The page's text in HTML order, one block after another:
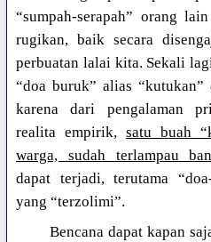
“sumpah-serapah” orang
rugikan, baik secara
perbuatan lalai kita. Sekali
“doa buruk” alias
karena dari pengalaman
realita empirik, satu buah
warga, sudah terlampau
dapat terjadi, terutama
yang “terzolimi”.
Bencana dapat kapan